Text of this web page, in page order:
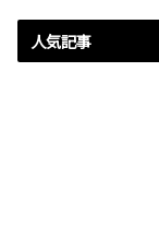
人気記事